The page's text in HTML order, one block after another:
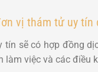
vị thám tử uy tín
sẽ có hợp đồng
làm việc và các điều